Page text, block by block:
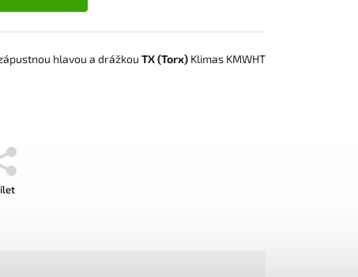
hlavou a drážkou TX (Torx) Klimas KMWHT